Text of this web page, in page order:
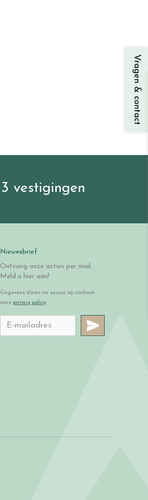
3 vestigingen
Nieuwsbrief
Ontvang onze acties per mail.
Meld u hier aan!
Gegevens slaan we secuur op conform
onze privacy policy.
Vragen & contact